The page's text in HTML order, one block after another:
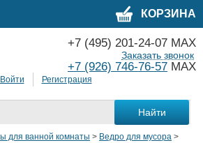
КОРЗИНА
Войти Регистрация
+7 (495) 201-24-07 MAX
+7 (926) 746-76-57 MAX
Заказать звонок
для ванной комнаты > Ведро для мусора >